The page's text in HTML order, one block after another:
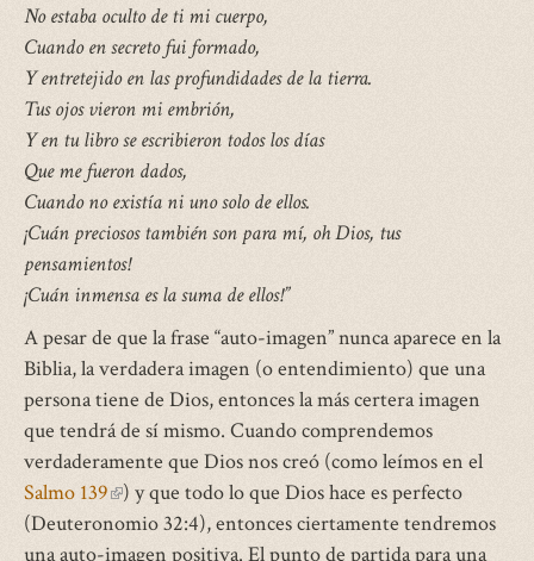
No estaba oculto de ti mi cuerpo,
Cuando en secreto fui formado,
Y entretejido en las profundidades de la tierra.
Tus ojos vieron mi embrión,
Y en tu libro se escribieron todos los días
Que me fueron dados,
Cuando no existía ni uno solo de ellos.
¡Cuán preciosos también son para mí, oh Dios, tus
pensamientos!
¡Cuán inmensa es la suma de ellos!”
A pesar de que la frase “auto-imagen” nunca aparece en la
Biblia, la verdadera imagen (o entendimiento) que una
persona tiene de Dios, entonces la más certera imagen
que tendrá de sí mismo. Cuando comprendemos
verdaderamente que Dios nos creó (como leímos en el
Salmo 139(link
is
external)
) y que todo lo que Dios hace es perfecto
(Deuteronomio 32:4), entonces ciertamente tendremos
una auto-imagen positiva. El punto de partida para una